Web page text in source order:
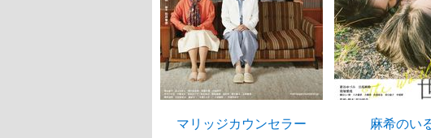
マリッジカウンセラー 麻希のい